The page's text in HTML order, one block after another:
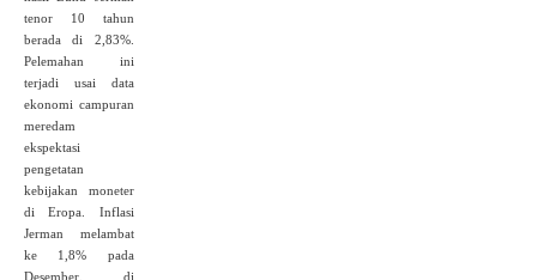
tenor 10 tahun
berada di 2,83%.
Pelemahan ini
terjadi usai data
ekonomi campuran
meredam
ekspektasi
pengetatan
kebijakan moneter
di Eropa. Inflasi
Jerman melambat
ke 1,8% pada
Desember, di